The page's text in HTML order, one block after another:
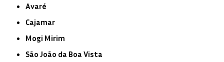
Avaré
Cajamar
Mogi Mirim
São João da Boa Vista